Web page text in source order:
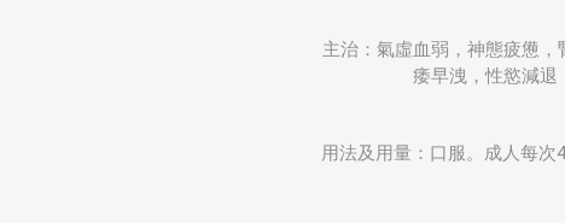
主治：氣虛血弱，神態疲憊
痿早洩，性慾減退
用法及用量：口服。成人每